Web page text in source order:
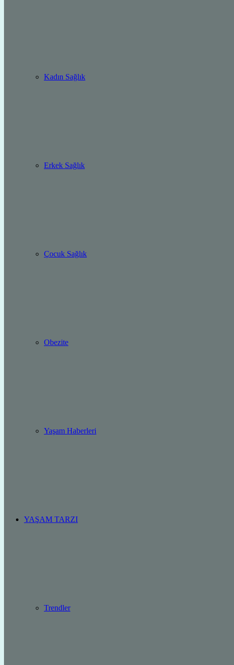
Kadın Sağlık
Erkek Sağlık
Çocuk Sağlık
Obezite
Yaşam Haberleri
YAŞAM TARZI
Trendler